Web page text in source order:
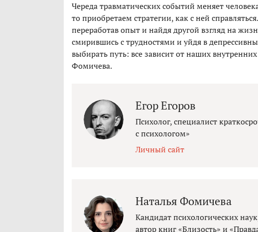
Череда травматических событий меняет
то приобретаем стратегии, как с ней
переработав опыт и найдя другой взгляд на
смирившись с трудностями и уйдя в
выбирать путь: все зависит от наших
Фомичева.
Егор Егоров
Психолог, специалист
с психологом»
Личный сайт
Наталья Фомичева
Кандидат психологических
автор книг «Близость» и